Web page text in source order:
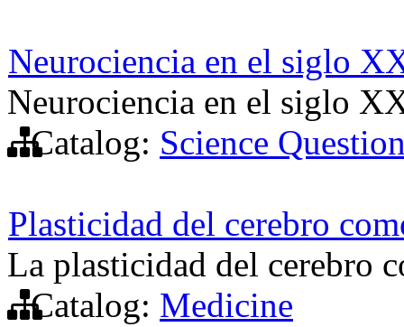
Neurociencia en el siglo
Neurociencia en el siglo
Catalog: Science
Plasticidad del cerebro
La plasticidad del cerebro
Catalog: Medicine